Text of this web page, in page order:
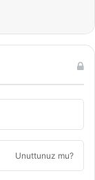
Unuttunuz mu?